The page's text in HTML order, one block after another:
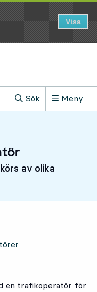
Sök
, Visa sökfältet
Meny
av olika
en trafikoperatör för
Visa